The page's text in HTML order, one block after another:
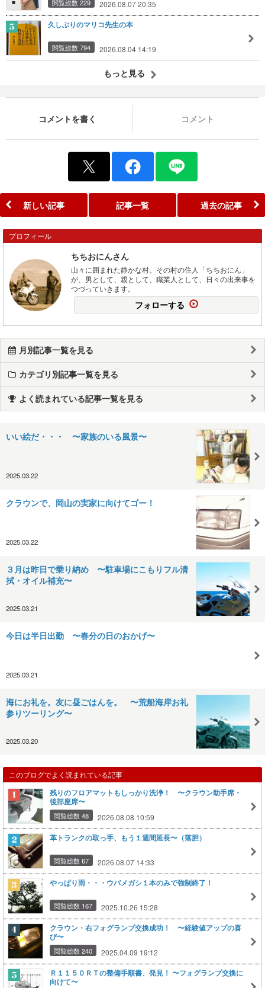
閲覧総数 229 2026.08.07 20:35
久しぶりのマリコ先生の本
閲覧総数 794 2026.08.04 14:19
もっと見る
コメントを書く コメント
新しい記事 記事一覧 過去の記事
プロフィール
ちちおにんさん
山々に囲まれた静かな村。その村の住人「ちちおにん」
が、男として、親として、職業人として、日々の出来事を
つづっていきます。
フォローする
月別記事一覧を見る
カテゴリ別記事一覧を見る
よく読まれている記事一覧を見る
いい絵だ・・・ 〜家族のいる風景〜
2025.03.22
クラウンで、岡山の実家に向けてゴー！
2025.03.22
３月は昨日で乗り納め 〜駐車場にこもりフル清
拭・オイル補充〜
2025.03.21
今日は半日出勤 〜春分の日のおかげ〜
2025.03.21
海にお礼を。友に昼ごはんを。 〜荒船海岸お礼
参りツーリング〜
2025.03.20
このブログでよく読まれている記事
残りのフロアマットもしっかり洗浄！ 〜クラウン助手席・
後部座席〜
閲覧総数 48 2026.08.08 10:59
革トランクの取っ手、もう１週間延長〜（落胆）
閲覧総数 67 2026.08.07 14:33
やっぱり雨・・・ウバメガシ１本のみで強制終了！
閲覧総数 167 2025.10.26 15:28
クラウン・右フォグランプ交換成功！ 〜経験値アップの喜
び〜
閲覧総数 240 2025.04.09 19:12
Ｒ１１５０ＲＴの整備手順書、発見！ 〜フォグランプ交換に
向けて〜